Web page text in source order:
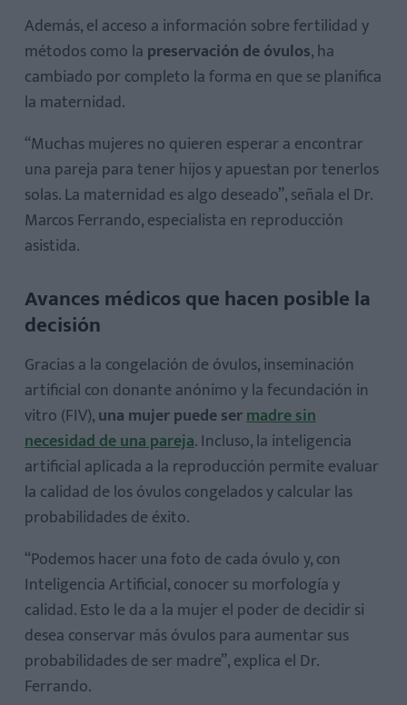
Además, el acceso a información sobre fertilidad y
métodos como la preservación de óvulos, ha
cambiado por completo la forma en que se planifica
la maternidad.
“Muchas mujeres no quieren esperar a encontrar
una pareja para tener hijos y apuestan por tenerlos
solas. La maternidad es algo deseado”, señala el Dr.
Marcos Ferrando, especialista en reproducción
asistida.
Avances médicos que hacen posible la
decisión
Gracias a la congelación de óvulos, inseminación
artificial con donante anónimo y la fecundación in
vitro (FIV),una mujer puede sermadre sin
necesidad de una pareja. Incluso, la inteligencia
artificial aplicada a la reproducción permite evaluar
la calidad de los óvulos congelados y calcular las
probabilidades de éxito.
“Podemos hacer una foto de cada óvulo y, con
Inteligencia Artificial, conocer su morfología y
calidad. Esto le da a la mujer el poder de decidir si
desea conservar más óvulos para aumentar sus
probabilidades de ser madre”, explica el Dr.
Ferrando.